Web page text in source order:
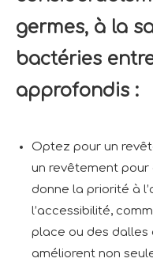
germes, à la
bactéries
approfondis :
Optez pour un
un revêtement pour
donne la priorité à
l’accessibilité,
place ou des dalles
améliorent non